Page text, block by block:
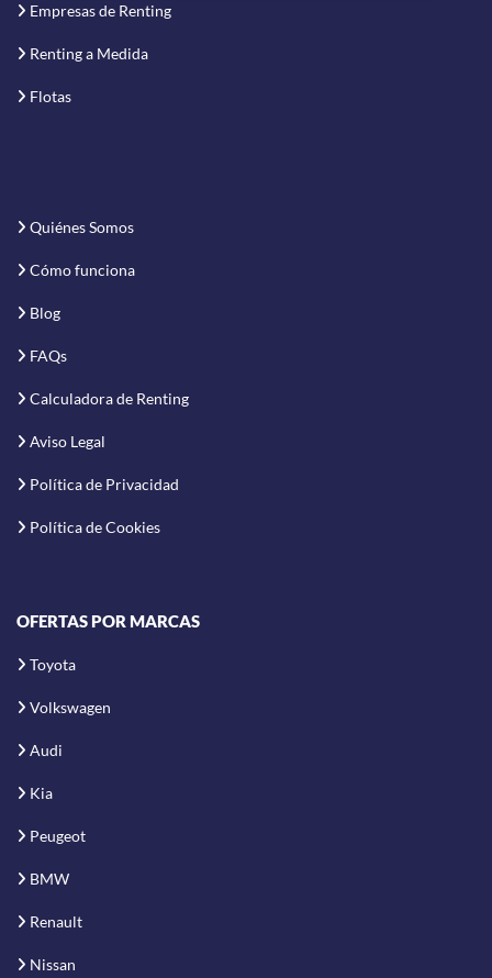
Empresas de Renting
Renting a Medida
Flotas
Quiénes Somos
Cómo funciona
Blog
FAQs
Calculadora de Renting
Aviso Legal
Política de Privacidad
Política de Cookies
OFERTAS POR MARCAS
Toyota
Volkswagen
Audi
Kia
Peugeot
BMW
Renault
Nissan